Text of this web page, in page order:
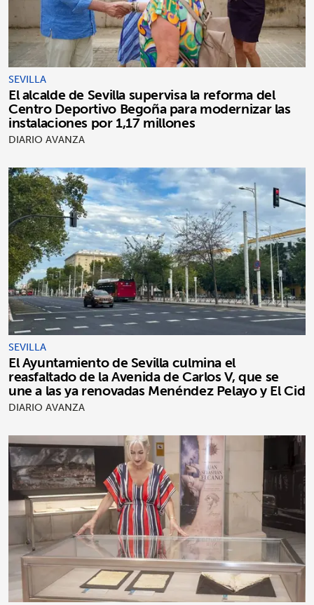
SEVILLA
El alcalde de Sevilla supervisa la reforma del
Centro Deportivo Begoña para modernizar las
instalaciones por 1,17 millones
DIARIO AVANZA
SEVILLA
El Ayuntamiento de Sevilla culmina el
reasfaltado de la Avenida de Carlos V, que se
une a las ya renovadas Menéndez Pelayo y El Cid
DIARIO AVANZA